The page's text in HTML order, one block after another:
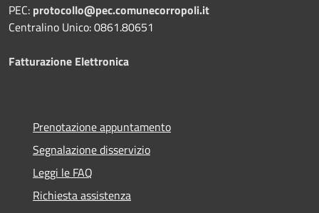
PEC: protocollo@pec.comunecorropoli.it
Centralino Unico: 0861.80651
Fatturazione Elettronica
Prenotazione appuntamento
Segnalazione disservizio
Leggi le FAQ
Richiesta assistenza